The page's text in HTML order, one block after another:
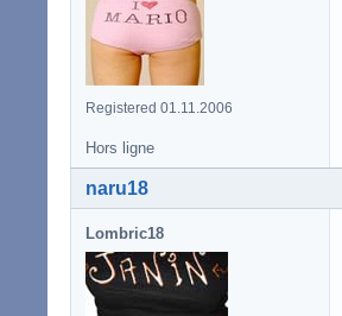
Registered 01.11.2006
Hors ligne
naru18
Lombric18